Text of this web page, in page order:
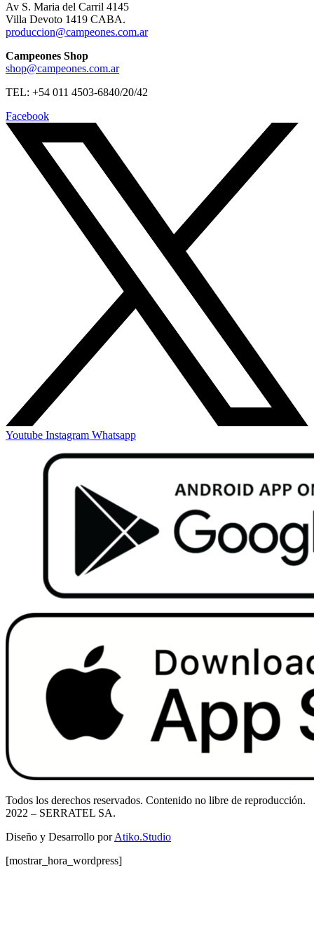
Av S. Maria del Carril 4145
Villa Devoto 1419 CABA.
produccion@campeones.com.ar
Campeones Shop
shop@campeones.com.ar
TEL: +54 011 4503-6840/20/42
Facebook
Youtube Instagram Whatsapp
Todos los derechos reservados. Contenido no libre de reproducción.
2022 – SERRATEL SA.
Diseño y Desarrollo porAtiko.Studio
[mostrar_hora_wordpress]